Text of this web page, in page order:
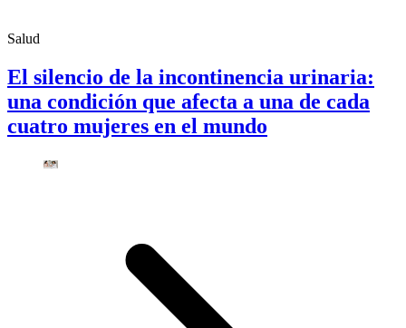
Salud
El silencio de la incontinencia urinaria:
una condición que afecta a una de cada
cuatro mujeres en el mundo